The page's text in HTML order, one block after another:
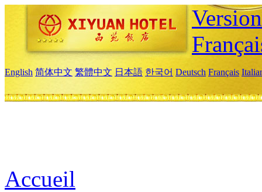
English 简体中文 繁體中文 日本語 한국어 Deutsch Français
Accueil